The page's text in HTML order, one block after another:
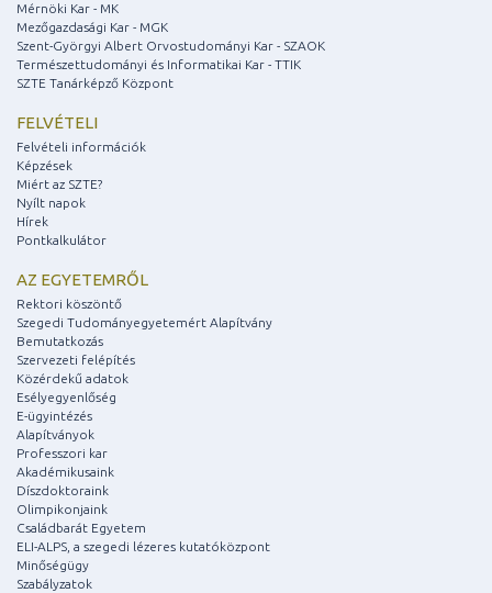
Mérnöki Kar - MK
Mezőgazdasági Kar - MGK
Szent-Györgyi Albert Orvostudományi Kar - SZAOK
Természettudományi és Informatikai Kar - TTIK
SZTE Tanárképző Központ
FELVÉTELI
Felvételi információk
Képzések
Miért az SZTE?
Nyílt napok
Hírek
Pontkalkulátor
AZ EGYETEMRŐL
Rektori köszöntő
Szegedi Tudományegyetemért Alapítvány
Bemutatkozás
Szervezeti felépítés
Közérdekű adatok
Esélyegyenlőség
E-ügyintézés
Alapítványok
Professzori kar
Akadémikusaink
Díszdoktoraink
Olimpikonjaink
Családbarát Egyetem
ELI-ALPS, a szegedi lézeres kutatóközpont
Minőségügy
Szabályzatok